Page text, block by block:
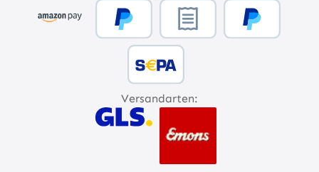
Versandarten: